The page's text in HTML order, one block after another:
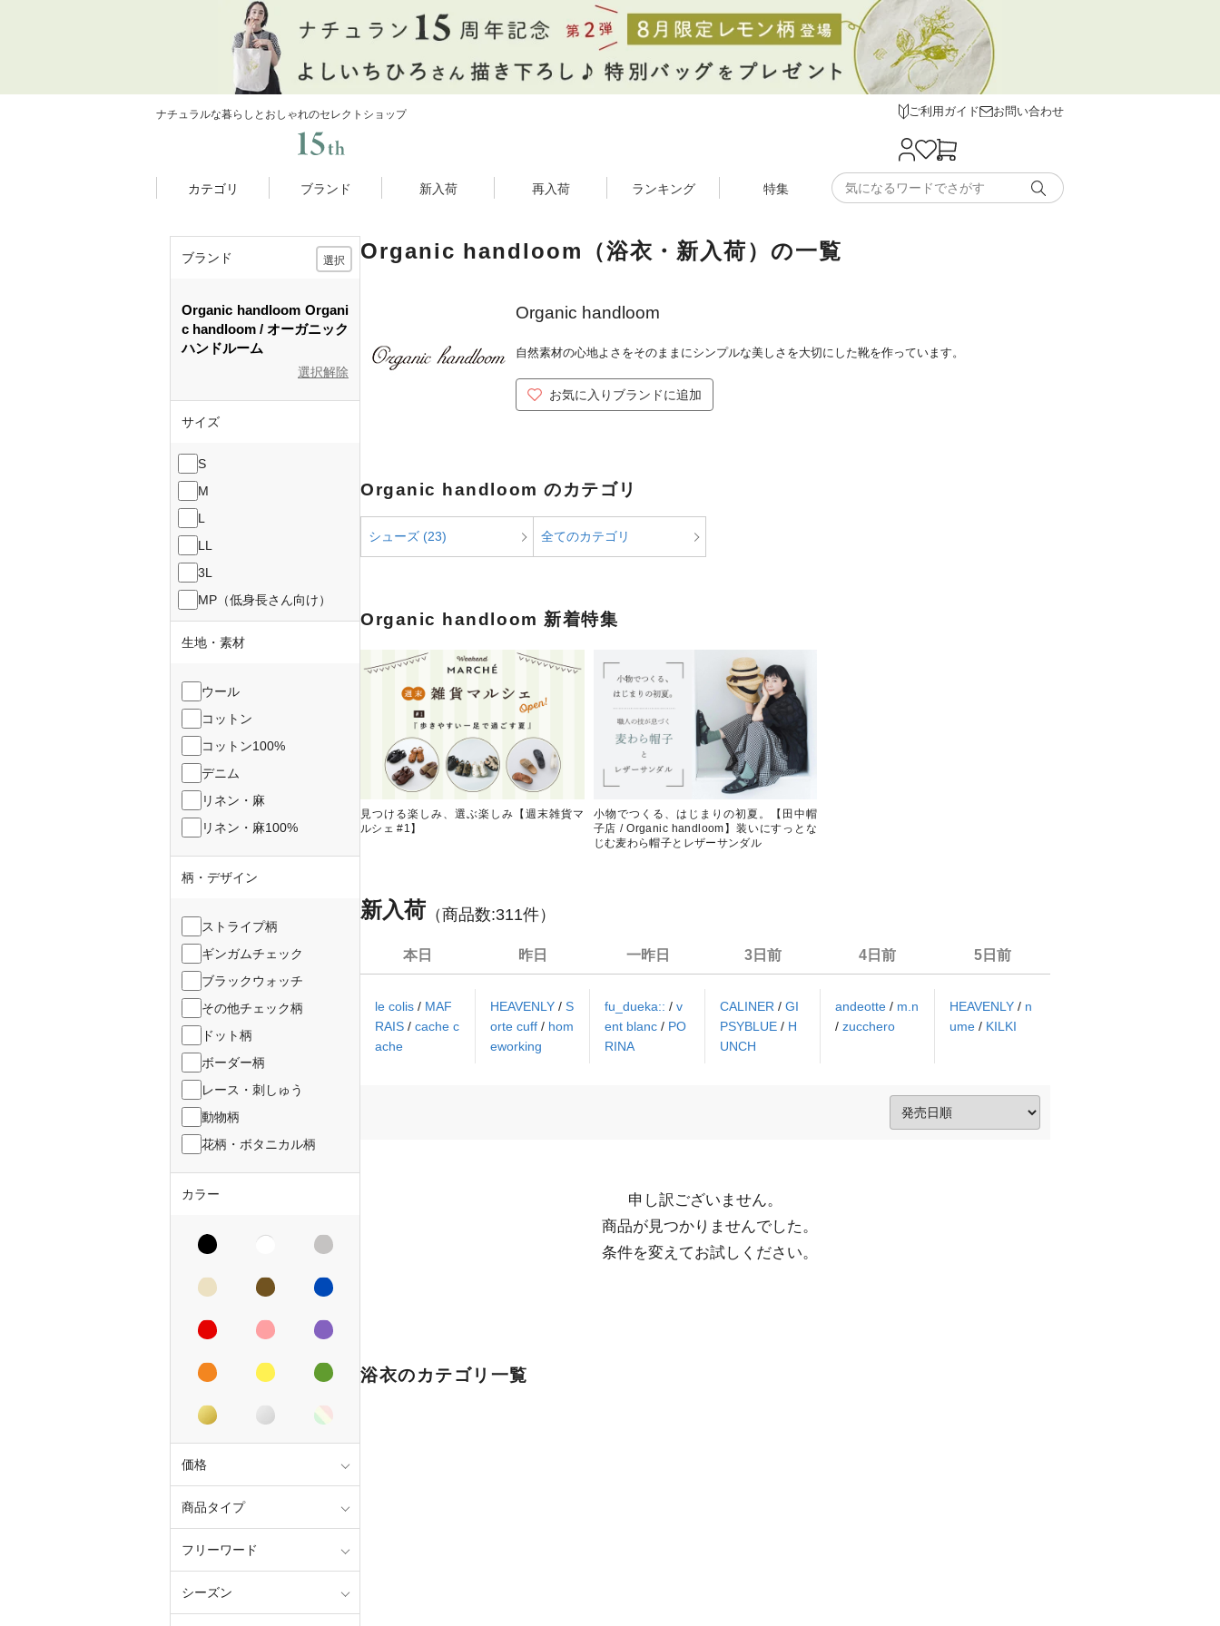
ナチュラルな暮らしとおしゃれのセレクトショップ ご利用ガイド お問い合わせ
カテゴリ ブランド 新入荷 再入荷 ランキング 特集
ブランド 選択
Organic handloom Organi
c handloom
オーガニック
ハンドルーム
選択解除
サイズ
S
M
L
LL
3L
MP（低身長さん向け）
生地・素材
ウール
コットン
コットン100%
デニム
リネン・麻
リネン・麻100%
柄・デザイン
ストライプ柄
ギンガムチェック
ブラックウォッチ
その他チェック柄
ドット柄
ボーダー柄
レース・刺しゅう
動物柄
花柄・ボタニカル柄
カラー
価格
商品タイプ
フリーワード
シーズン
Organic handloom（浴衣・新入荷）の一覧
Organic handloom
自然素材の心地よさをそのままにシンプルな美しさを大切にした靴を作っています。
お気に入りブランドに追加
Organic handloom のカテゴリ
シューズ (23) 全てのカテゴリ
Organic handloom 新着特集
見つける楽しみ、選ぶ楽しみ【週末雑貨マ
ルシェ #1】
小物でつくる、はじまりの初夏。【田中帽
子店 / Organic handloom】装いにすっとな
じむ麦わら帽子とレザーサンダル
新入荷 （商品数:311件）
本日
le colis / MAF
RAIS / cache c
ache
昨日
HEAVENLY / S
orte cuff / hom
eworking
一昨日
fu_dueka::/v
ent blanc/ PO
RINA
3日前
CALINER / GI
PSYBLUE / H
UNCH
4日前
andeotte / m.n
/ zucchero
5日前
HEAVENLY/ n
ume/ KILKI
申し訳ございません。
  条件を変えてお試しください。
浴衣のカテゴリ一覧